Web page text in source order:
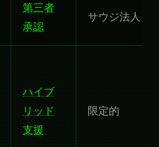
第三者
承認
サウジ法人
ハイブ
リッド
支援
限定的